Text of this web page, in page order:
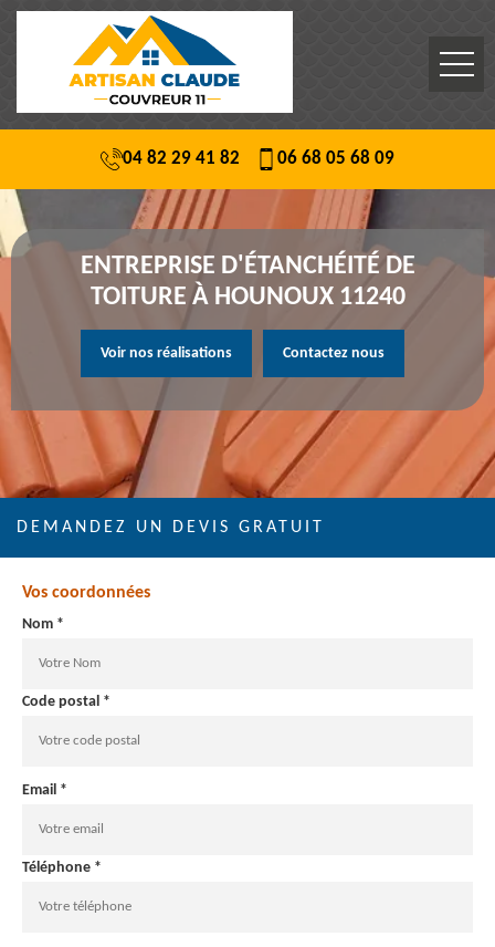
04 82 29 41 82 06 68 05 68 09
ENTREPRISE D'ÉTANCHÉITÉ DE
TOITURE À HOUNOUX 11240
Voir nos réalisations Contactez nous
DEMANDEZ UN DEVIS GRATUIT
Vos coordonnées
Nom *
Code postal *
Email *
Téléphone *